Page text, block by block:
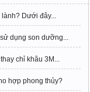
Dưới đây...
dụng son dưỡng...
chỉ khâu 3M...
hợp phong thủy?